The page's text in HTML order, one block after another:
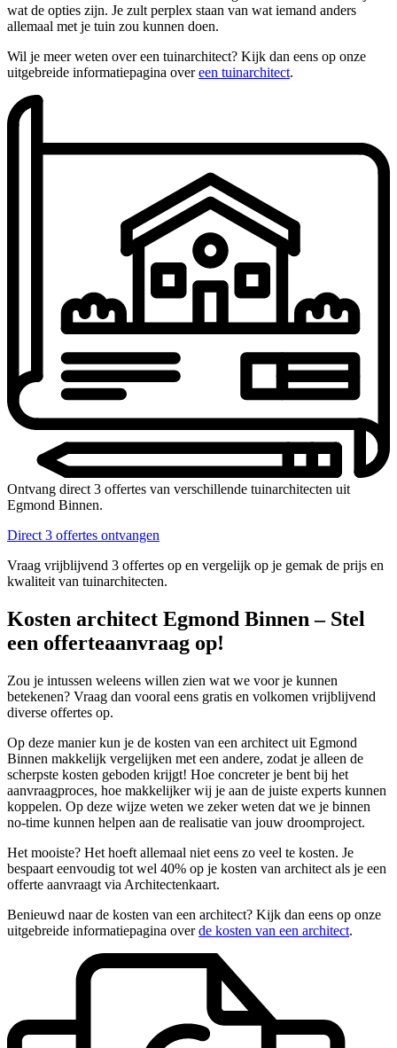
wat de opties zijn. Je zult perplex staan van wat iemand anders
allemaal met je tuin zou kunnen doen.
Wil je meer weten over een tuinarchitect? Kijk dan eens op onze
uitgebreide informatiepagina overeen tuinarchitect.
Ontvang direct 3 offertes van verschillende tuinarchitecten uit
Egmond Binnen.
Direct 3 offertes ontvangen
Vraag vrijblijvend 3 offertes op en vergelijk op je gemak de prijs en
kwaliteit van tuinarchitecten.
Kosten architect Egmond Binnen – Stel
een offerteaanvraag op!
Zou je intussen weleens willen zien wat we voor je kunnen
betekenen? Vraag dan vooral eens gratis en volkomen vrijblijvend
diverse offertes op.
Op deze manier kun je de kosten van een architect uit Egmond
Binnen makkelijk vergelijken met een andere, zodat je alleen de
scherpste kosten geboden krijgt! Hoe concreter je bent bij het
aanvraagproces, hoe makkelijker wij je aan de juiste experts kunnen
koppelen. Op deze wijze weten we zeker weten dat we je binnen
no-time kunnen helpen aan de realisatie van jouw droomproject.
Het mooiste? Het hoeft allemaal niet eens zo veel te kosten. Je
bespaart eenvoudig tot wel 40% op je kosten van architect als je een
offerte aanvraagt via Architectenkaart.
Benieuwd naar de kosten van een architect? Kijk dan eens op onze
uitgebreide informatiepagina overde kosten van een architect.